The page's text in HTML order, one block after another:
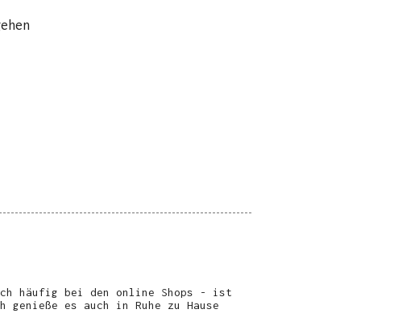
häufig bei den online Shops - ist
es auch in Ruhe zu Hause